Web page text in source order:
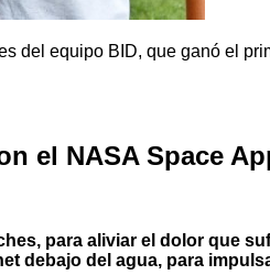
del equipo BID, que ganó el
el NASA Space
para aliviar el dolor que
debajo del agua, para